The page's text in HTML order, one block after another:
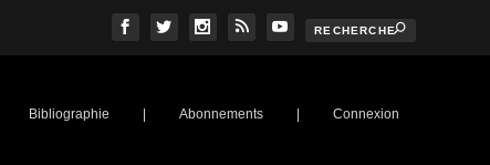
Bibliographie Abonnements Connexion